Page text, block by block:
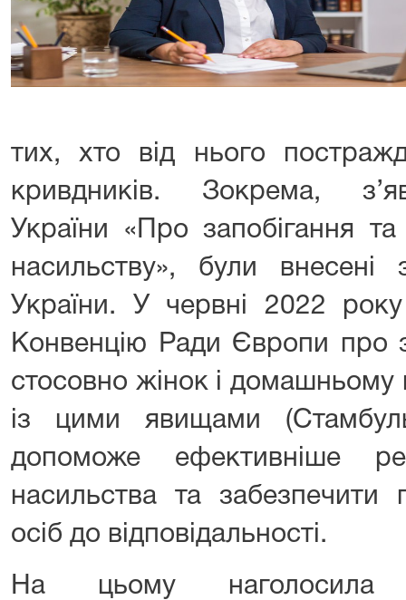
тих, хто від нього
кривдників. Зокрема,
України «Про запобігання
насильству», були
України. У червні 2022
Конвенцію Ради Європи про
стосовно жінок і домашньому
із цими явищами
допоможе ефективніше
насильства та забезпечити
осіб до відповідальності.
На цьому наголосила